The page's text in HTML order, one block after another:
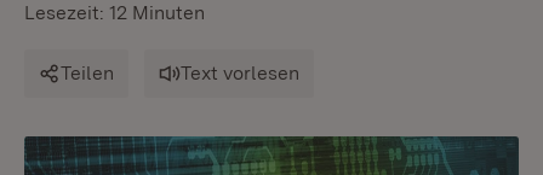
Lesezeit: 12 Minuten
Teilen Text vorlesen